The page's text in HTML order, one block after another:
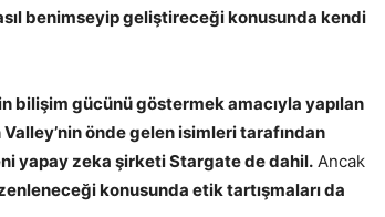
benimseyip geliştireceği konusunda kendi
bilişim gücünü göstermek amacıyla yapılan
önde gelen isimleri tarafından
yapay zeka şirketi Stargate de dahil. Ancak
konusunda etik tartışmaları da